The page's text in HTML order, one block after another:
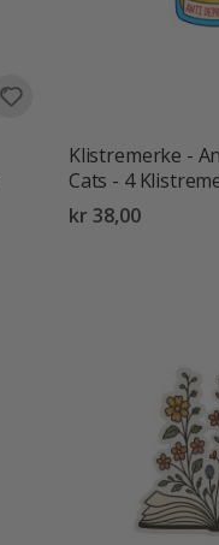
Klistremerke -
Cats - 4
kr 38,00